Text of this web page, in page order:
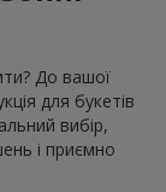
До вашої
для букетів
вибір,
і приємно